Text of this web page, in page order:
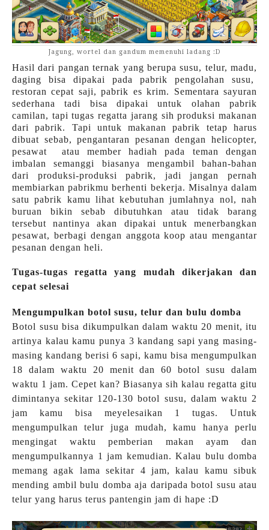
Jagung, wortel dan gandum memenuhi ladang :D
Hasil dari pangan ternak yang berupa susu, telur, madu,
daging bisa dipakai pada pabrik pengolahan susu,
restoran cepat saji, pabrik es krim. Sementara sayuran
sederhana tadi bisa dipakai untuk olahan pabrik
camilan, tapi tugas regatta jarang sih produksi makanan
dari pabrik. Tapi untuk makanan pabrik tetap harus
dibuat sebab, pengantaran pesanan dengan helicopter,
pesawat atau member hadiah pada teman dengan
imbalan semanggi biasanya mengambil bahan-bahan
dari produksi-produksi pabrik, jadi jangan pernah
membiarkan pabrikmu berhenti bekerja. Misalnya dalam
satu pabrik kamu lihat kebutuhan jumlahnya nol, nah
buruan bikin sebab dibutuhkan atau tidak barang
tersebut nantinya akan dipakai untuk menerbangkan
pesawat, berbagi dengan anggota koop atau mengantar
pesanan dengan heli.
Tugas-tugas regatta yang mudah dikerjakan dan
cepat selesai
Mengumpulkan botol susu, telur dan bulu domba
Botol susu bisa dikumpulkan dalam waktu 20 menit, itu
artinya kalau kamu punya 3 kandang sapi yang masing-
masing kandang berisi 6 sapi, kamu bisa mengumpulkan
18 dalam waktu 20 menit dan 60 botol susu dalam
waktu 1 jam. Cepet kan? Biasanya sih kalau regatta gitu
dimintanya sekitar 120-130 botol susu, dalam waktu 2
jam kamu bisa meyelesaikan 1 tugas. Untuk
mengumpulkan telur juga mudah, kamu hanya perlu
mengingat waktu pemberian makan ayam dan
mengumpulkannya 1 jam kemudian. Kalau bulu domba
memang agak lama sekitar 4 jam, kalau kamu sibuk
mending ambil bulu domba aja daripada botol susu atau
telur yang harus terus pantengin jam di hape :D